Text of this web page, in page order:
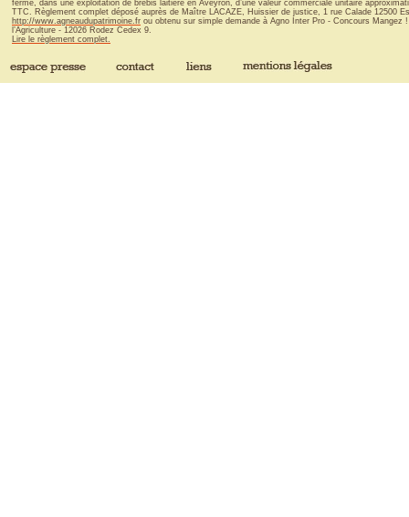
ferme, dans une exploitation de brebis laitière en Aveyron, d’une valeur commerciale unitaire
TTC. Règlement complet déposé auprès de Maître LACAZE, Huissier de justice, 1 rue Calade 12500
http://www.agneaudupatrimoine.fr ou obtenu sur simple demande à Agno Inter Pro - Concours Mangez
l’Agriculture - 12026 Rodez Cedex 9.
Lire le règlement complet.